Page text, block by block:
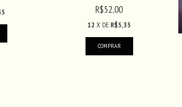
R$52,00
12 X DER$5,35